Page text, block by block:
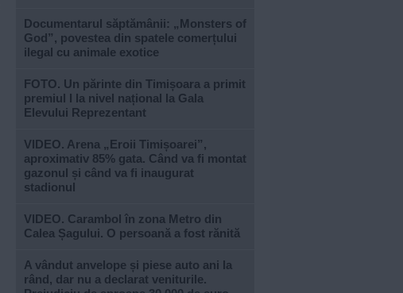
Documentarul săptămânii: „Monsters of
God”, povestea din spatele comerțului
ilegal cu animale exotice
FOTO. Un părinte din Timișoara a primit
premiul I la nivel național la Gala
Elevului Reprezentant
VIDEO. Arena „Eroii Timișoarei”,
aproximativ 85% gata. Când va fi montat
gazonul și când va fi inaugurat
stadionul
VIDEO. Carambol în zona Metro din
Calea Șagului. O persoană a fost rănită
A vândut anvelope și piese auto ani la
rând, dar nu a declarat veniturile.